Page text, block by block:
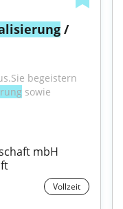
/
begeistern
sowie
mbH
Vollzeit